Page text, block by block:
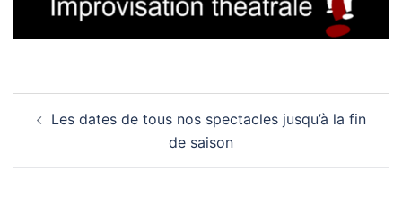
d’article
Les dates de tous nos spectacles jusqu’à la fin
de saison